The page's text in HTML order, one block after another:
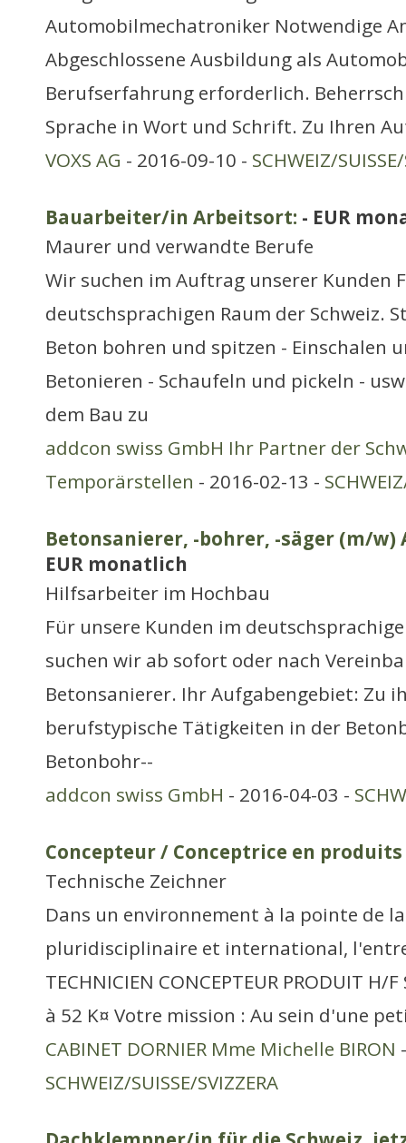
Automobilmechatroniker Notwendige
Abgeschlossene Ausbildung als
Berufserfahrung erforderlich.
Sprache in Wort und Schrift. Zu Ihren
VOXS AG - 2016-09-10 - SCHWEIZ/
Bauarbeiter/in Arbeitsort: - EUR
Maurer und verwandte Berufe
Wir suchen im Auftrag unserer Kunden
deutschsprachigen Raum der Schweiz.
Beton bohren und spitzen - Einschalen
Betonieren - Schaufeln und pickeln -
dem Bau zu
addcon swiss GmbH Ihr Partner der
Temporärstellen - 2016-02-13 -
Betonsanierer, -bohrer, -säger (m/w)
EUR monatlich
Hilfsarbeiter im Hochbau
Für unsere Kunden im
suchen wir ab sofort oder nach
Betonsanierer. Ihr Aufgabengebiet: Zu
berufstypische Tätigkeiten in der
Betonbohr--
addcon swiss GmbH - 2016-04-03 -
Concepteur / Conceptrice en
Technische Zeichner
Dans un environnement à la pointe de
pluridisciplinaire et international,
TECHNICIEN CONCEPTEUR PRODUIT
à 52 K¤ Votre mission : Au sein d'une
CABINET DORNIER Mme Michelle BIRON
SCHWEIZ/SUISSE/SVIZZERA